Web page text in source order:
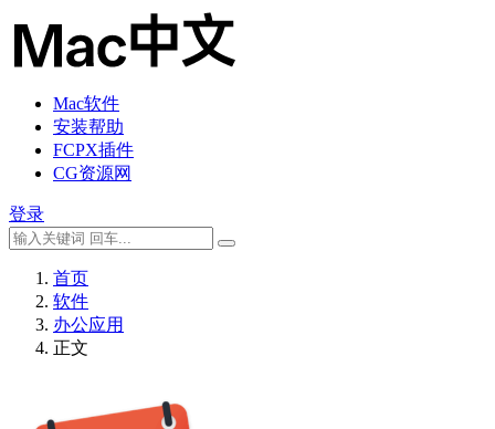
Mac软件
安装帮助
FCPX插件
CG资源网
登录
首页
软件
办公应用
正文